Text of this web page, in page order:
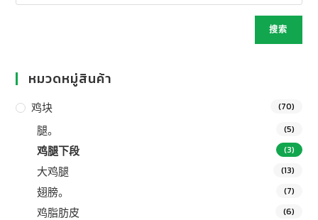
搜索
หมวดหมู่สินค้า
鸡块 (70)
腿。 (5)
鸡腿下段 (3)
大鸡腿 (13)
翅膀。 (7)
鸡脂肪皮 (6)